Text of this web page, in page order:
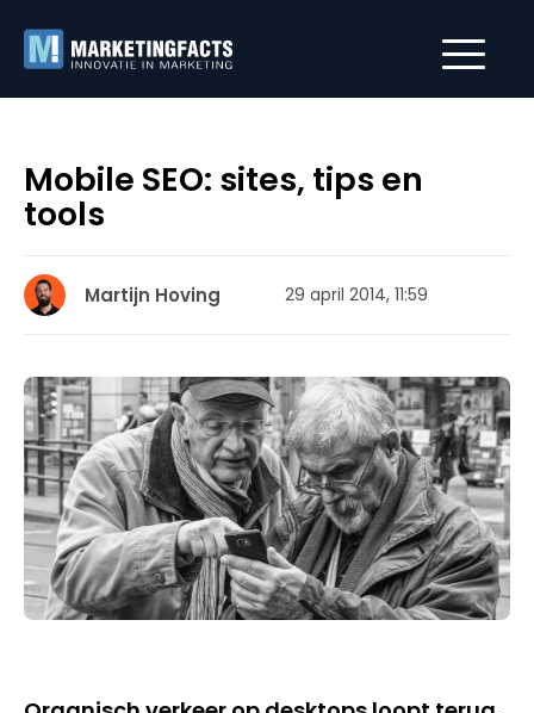
Mobile SEO: sites, tips en
tools
Martijn Hoving 29 april 2014, 11:59